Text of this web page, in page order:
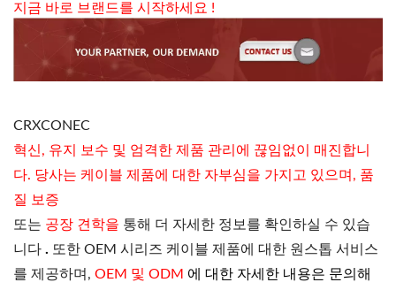
지금 바로 브랜드를 시작하세요 !
CRXCONEC
혁신, 유지 보수 및 엄격한 제품 관리에 끊임없이 매진합니
다. 당사는 케이블 제품에 대한 자부심을 가지고 있으며, 품
질 보증
또는 공장 견학을 통해 더 자세한 정보를 확인하실 수 있습
니다 . 또한 OEM 시리즈 케이블 제품에 대한 원스톱 서비스
를 제공하며, OEM 및 ODM 에 대한 자세한 내용은 문의해